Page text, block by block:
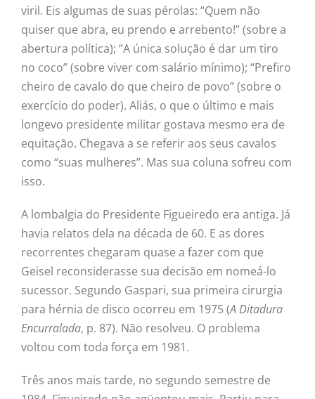
viril. Eis algumas de suas pérolas: “Quem não
quiser que abra, eu prendo e arrebento!” (sobre a
abertura política); “A única solução é dar um tiro
no coco” (sobre viver com salário mínimo); “Prefiro
cheiro de cavalo do que cheiro de povo” (sobre o
exercício do poder). Aliás, o que o último e mais
longevo presidente militar gostava mesmo era de
equitação. Chegava a se referir aos seus cavalos
como “suas mulheres”. Mas sua coluna sofreu com
isso.
A lombalgia do Presidente Figueiredo era antiga. Já
havia relatos dela na década de 60. E as dores
recorrentes chegaram quase a fazer com que
Geisel reconsiderasse sua decisão em nomeá-lo
sucessor. Segundo Gaspari, sua primeira cirurgia
para hérnia de disco ocorreu em 1975 (A Ditadura
Encurralada, p. 87). Não resolveu. O problema
voltou com toda força em 1981.
Três anos mais tarde, no segundo semestre de